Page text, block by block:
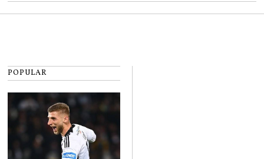
POPULAR